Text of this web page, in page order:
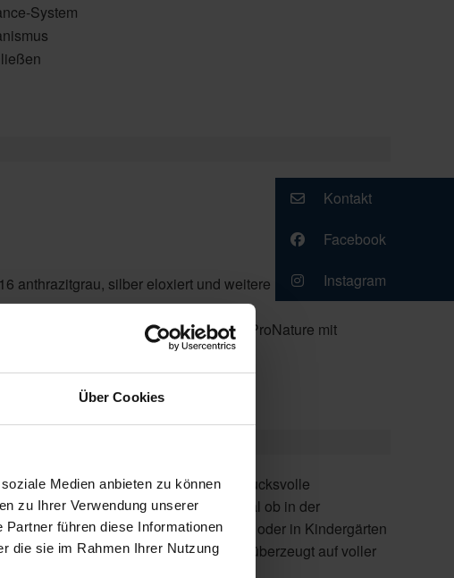
Über Cookies
Medien anbieten zu können
zu Ihrer Verwendung unserer
führen diese Informationen
die sie im Rahmen Ihrer Nutzung
System
anthrazitgrau, silber eloxiert und weitere RAL Farben
/ Acryl Lumera Stoffe / NEU: Acryl ProNature mit
Kontakt
Facebook
Instagram